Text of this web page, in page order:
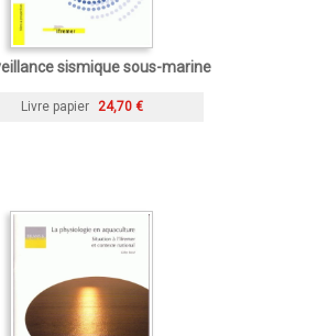
sismique sous-marine
Livre papier 24,70 €